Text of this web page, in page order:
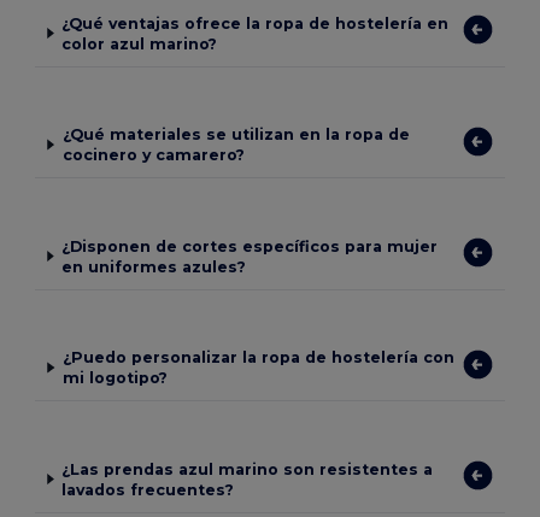
¿Qué ventajas ofrece la ropa de hostelería en
color azul marino?
¿Qué materiales se utilizan en la ropa de
cocinero y camarero?
¿Disponen de cortes específicos para mujer
en uniformes azules?
¿Puedo personalizar la ropa de hostelería con
mi logotipo?
¿Las prendas azul marino son resistentes a
lavados frecuentes?